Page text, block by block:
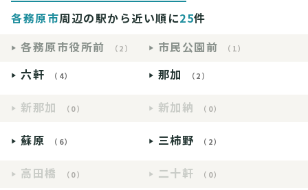
各務原市周辺の駅から近い順に25件
各務原市役所前
（2） 市民公園前 （1）
六軒 （4） 那加 （2）
新那加 （0） 新加納 （0）
蘇原 （6） 三柿野 （2）
高田橋 （0） 二十軒 （0）